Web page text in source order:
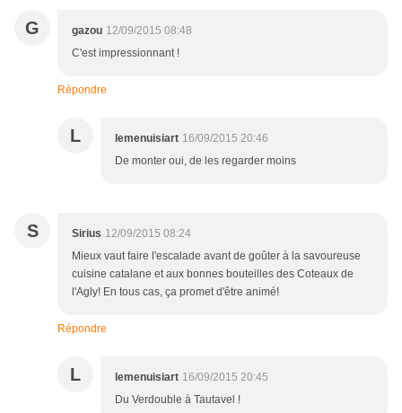
G gazou 12/09/2015 08:48
C'est impressionnant !
Répondre
L lemenuisiart 16/09/2015 20:46
De monter oui, de les regarder moins
S Sirius 12/09/2015 08:24
Mieux vaut faire l'escalade avant de goûter à la savoureuse
cuisine catalane et aux bonnes bouteilles des Coteaux de
l'Agly! En tous cas, ça promet d'être animé!
Répondre
L lemenuisiart 16/09/2015 20:45
Du Verdouble à Tautavel !